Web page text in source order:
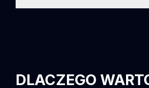
DLACZEGO